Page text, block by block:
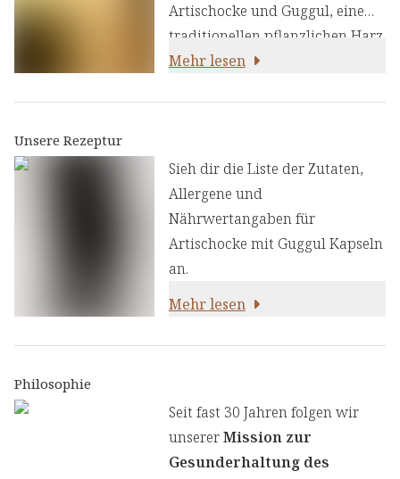
Artischocke und Guggul, einem
traditionellen pflanzlichen Harz
aus der ayurvedischen Lehre.
und wurde entwickelt, um mit
Artischocke die
Verdauung
und mit Guggul
normale Blutfette
gesunden Cholesterinspiegels.
Mehr lesen
Unsere Rezeptur
Sieh dir die Liste der Zutaten,
Allergene und
Nährwertangaben für
Artischocke mit Guggul Kapseln
an.
Mehr lesen
Philosophie
Seit fast 30 Jahren folgen wir
unsererMission zur
Gesunderhaltung des